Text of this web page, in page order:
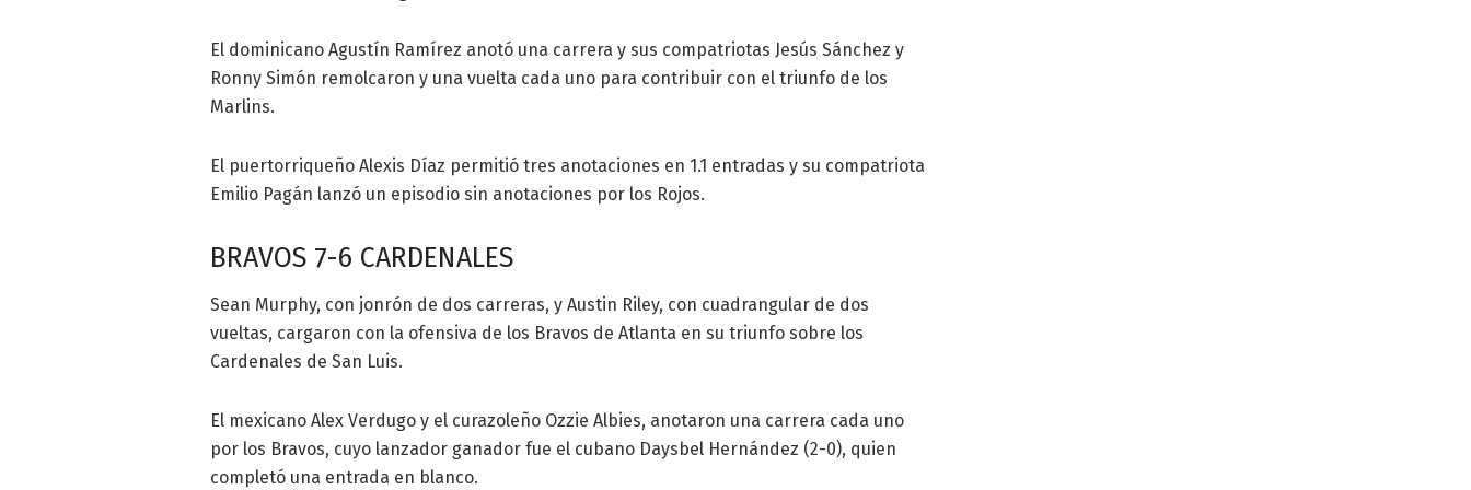
El dominicano Agustín Ramírez anotó una carrera y sus compatriotas Jesús Sánchez y
Ronny Simón remolcaron y una vuelta cada uno para contribuir con el triunfo de los
Marlins.
El puertorriqueño Alexis Díaz permitió tres anotaciones en 1.1 entradas y su compatriota
Emilio Pagán lanzó un episodio sin anotaciones por los Rojos.
BRAVOS 7-6 CARDENALES
Sean Murphy, con jonrón de dos carreras, y Austin Riley, con cuadrangular de dos
vueltas, cargaron con la ofensiva de los Bravos de Atlanta en su triunfo sobre los
Cardenales de San Luis.
El mexicano Alex Verdugo y el curazoleño Ozzie Albies, anotaron una carrera cada uno
por los Bravos, cuyo lanzador ganador fue el cubano Daysbel Hernández (2-0), quien
completó una entrada en blanco.